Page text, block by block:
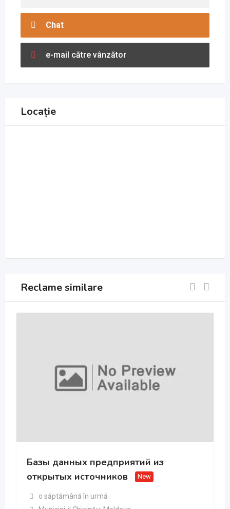
Chat
e-mail către vânzător
Locație
Reclame similare
Базы данных предприятий из
открытых источников
New
o săptămână în urmă